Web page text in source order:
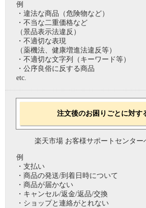
例
・違法な商品（危険物など）
・不当な二重価格など
（景品表示法違反）
・不適切な表現
（薬機法、健康増進法違反等）
・不適切な文字列（キーワード等）
・公序良俗に反する商品
etc.
注文後のお困りごとに対す
楽天市場 お客様サポートセンター
例
・支払い
・商品の発送/到着日時について
・商品が届かない
・キャンセル/返金/返品/交換
・ショップと連絡がとれない